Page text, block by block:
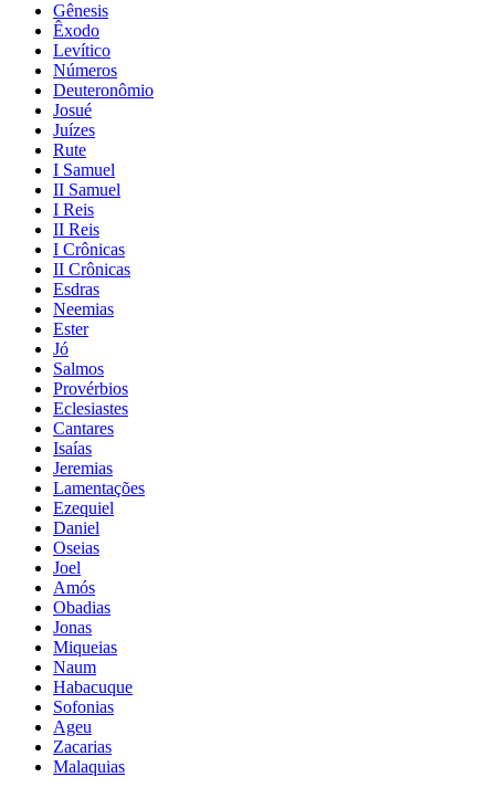
Gênesis
Êxodo
Levítico
Números
Deuteronômio
Josué
Juízes
Rute
I Samuel
II Samuel
I Reis
II Reis
I Crônicas
II Crônicas
Esdras
Neemias
Ester
Jó
Salmos
Provérbios
Eclesiastes
Cantares
Isaías
Jeremias
Lamentações
Ezequiel
Daniel
Oseias
Joel
Amós
Obadias
Jonas
Miqueias
Naum
Habacuque
Sofonias
Ageu
Zacarias
Malaquias